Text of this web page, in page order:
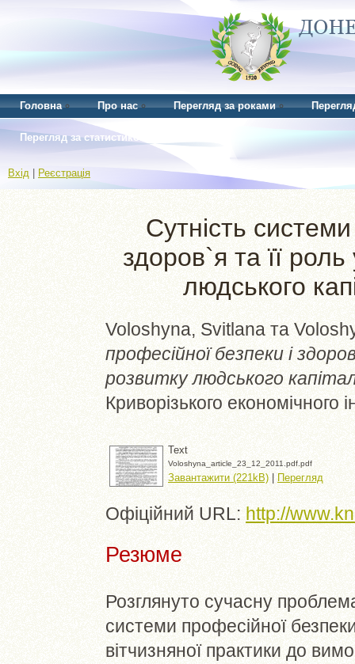
Головна Про нас Перегляд за роками
Перегляд за статистикою
Вхід Реєстрація
Сутність
здоров`я та її
людського
Voloshyna, Svitlana та
професійної безпеки і
розвитку людського
Криворізького
Text
Voloshyna_article_23_12_2011.pdf.pdf
Завантажити (221kB) | Перегляд
Офіційний URL: http://
Резюме
Розглянуто сучасну
системи професійної
вітчизняної практики до